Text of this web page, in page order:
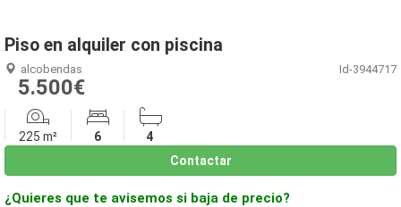
Piso en alquiler con piscina
alcobendas Id-3944717
5.500€
225 m² 6
4
Contactar
¿Quieres que te avisemos si baja de precio?